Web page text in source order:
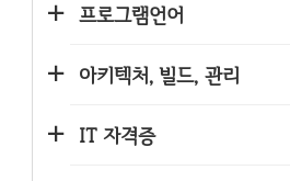
프로그램언어
아키텍처, 빌드, 관리
IT 자격증